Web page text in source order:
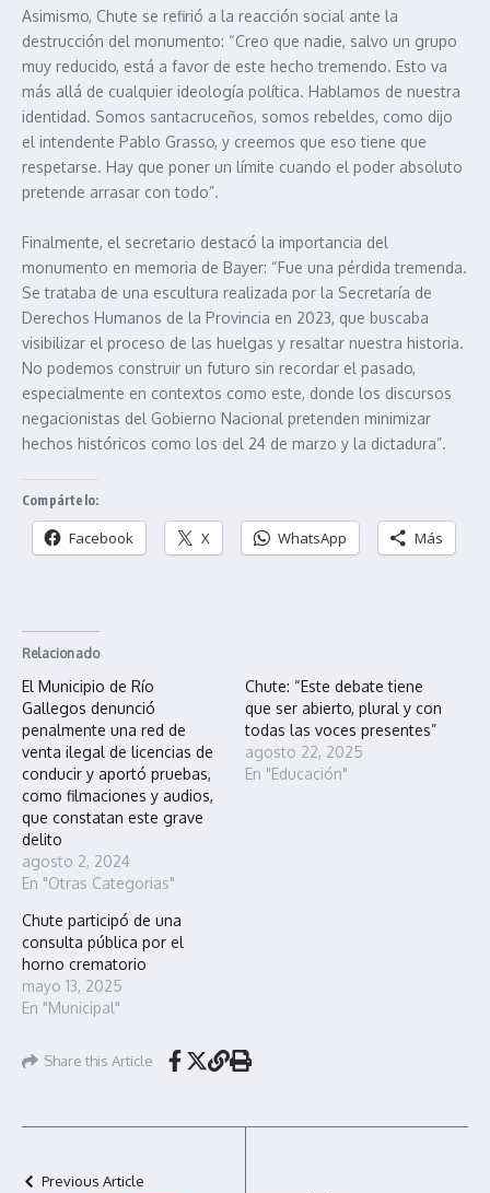
Asimismo, Chute se refirió a la reacción social ante la
destrucción del monumento: “Creo que nadie, salvo un grupo
muy reducido, está a favor de este hecho tremendo. Esto va
más allá de cualquier ideología política. Hablamos de nuestra
identidad. Somos santacruceños, somos rebeldes, como dijo
el intendente Pablo Grasso, y creemos que eso tiene que
respetarse. Hay que poner un límite cuando el poder absoluto
pretende arrasar con todo”.
Finalmente, el secretario destacó la importancia del
monumento en memoria de Bayer: “Fue una pérdida tremenda.
Se trataba de una escultura realizada por la Secretaría de
Derechos Humanos de la Provincia en 2023, que buscaba
visibilizar el proceso de las huelgas y resaltar nuestra historia.
No podemos construir un futuro sin recordar el pasado,
especialmente en contextos como este, donde los discursos
negacionistas del Gobierno Nacional pretenden minimizar
hechos históricos como los del 24 de marzo y la dictadura”.
Compártelo:
Facebook X WhatsApp Más
Relacionado
El Municipio de Río
Gallegos denunció
penalmente una red de
venta ilegal de licencias de
conducir y aportó pruebas,
como filmaciones y audios,
que constatan este grave
delito
agosto 2, 2024
En "Otras Categorias"
Chute: “Este debate tiene
que ser abierto, plural y con
todas las voces presentes”
agosto 22, 2025
En "Educación"
Chute participó de una
consulta pública por el
horno crematorio
mayo 13, 2025
En "Municipal"
Share this Article
Previous Article